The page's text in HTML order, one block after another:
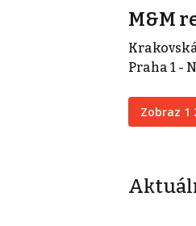
M&M
Praha 1 -
Zobraz 1